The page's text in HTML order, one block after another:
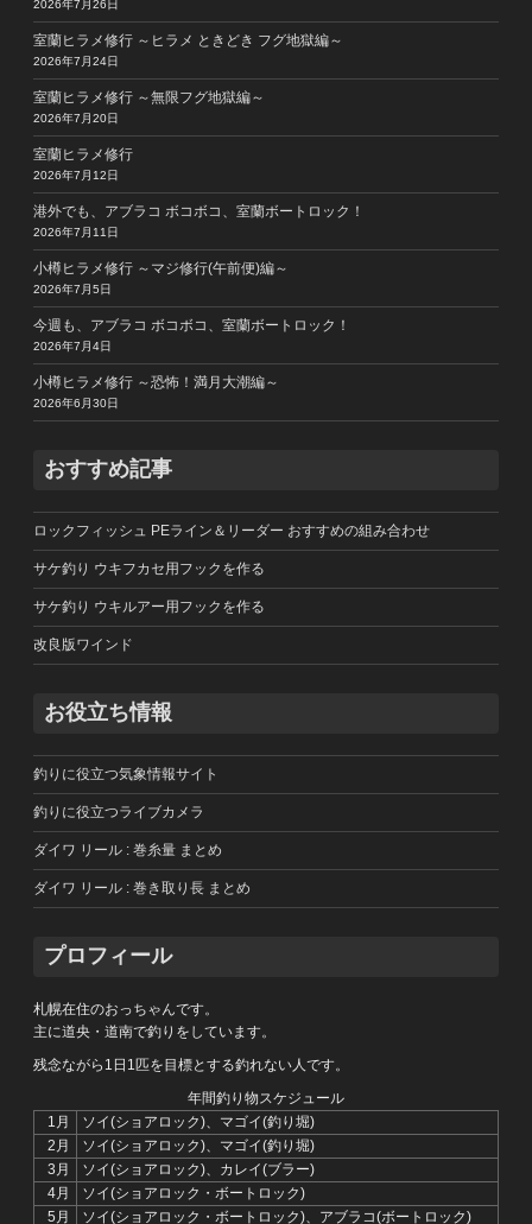
2026年7月26日
室蘭ヒラメ修行 ～ヒラメ ときどき フグ地獄編～
2026年7月24日
室蘭ヒラメ修行 ～無限フグ地獄編～
2026年7月20日
室蘭ヒラメ修行
2026年7月12日
港外でも、アブラコ ボコボコ、室蘭ボートロック！
2026年7月11日
小樽ヒラメ修行 ～マジ修行(午前便)編～
2026年7月5日
今週も、アブラコ ボコボコ、室蘭ボートロック！
2026年7月4日
小樽ヒラメ修行 ～恐怖！満月大潮編～
2026年6月30日
おすすめ記事
ロックフィッシュ PEライン＆リーダー おすすめの組み合わせ
サケ釣り ウキフカセ用フックを作る
サケ釣り ウキルアー用フックを作る
改良版ワインド
お役立ち情報
釣りに役立つ気象情報サイト
釣りに役立つライブカメラ
ダイワ リール : 巻糸量 まとめ
ダイワ リール : 巻き取り長 まとめ
プロフィール
札幌在住のおっちゃんです。
主に道央・道南で釣りをしています。
残念ながら1日1匹を目標とする釣れない人です。
年間釣り物スケジュール
1月
ソイ(ショアロック)、マゴイ(釣り堀)
2月
ソイ(ショアロック)、マゴイ(釣り堀)
3月
ソイ(ショアロック)、カレイ(ブラー)
4月
ソイ(ショアロック・ボートロック)
5月
ソイ(ショアロック・ボートロック)、アブラコ(ボートロック)